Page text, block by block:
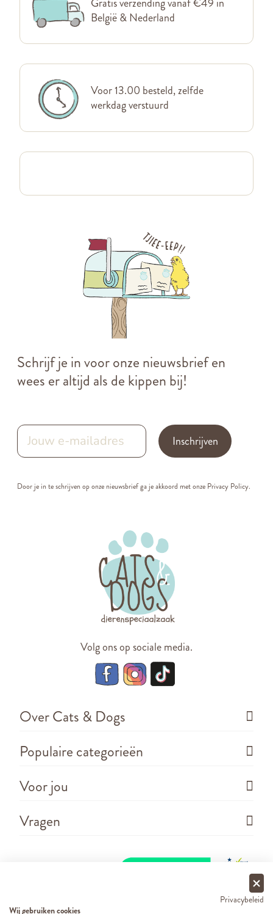
België & Nederland
Voor 13.00 besteld, zelfde
werkdag verstuurd
Schrijf je in voor onze nieuwsbrief en
wees er altijd als de kippen bij!
Inschrijven
Door je in te schrijven op onze nieuwsbrief ga je akkoord met onze Privacy Policy.
Volg ons op sociale media.
Over Cats & Dogs
Populaire categorieën
Voor jou
Vragen
Privacybeleid
Wij gebruiken cookies